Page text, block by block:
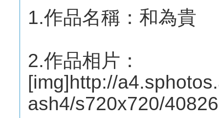
1.作品名稱：和為貴
2.作品相片：
[img]http://
ash4/s720x720/